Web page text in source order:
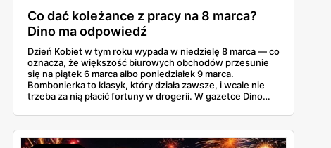
Co dać koleżance z pracy na 8 marca?
Dino ma odpowiedź
Dzień Kobiet w tym roku wypada w niedzielę 8 marca — co
oznacza, że większość biurowych obchodów przesunie
się na piątek 6 marca albo poniedziałek 9 marca.
Bombonierka to klasyk, który działa zawsze, i wcale nie
trzeba za nią płacić fortuny w drogerii. W gazetce Dino
Rocher, Lindora i kilka innych markowych propozycji w
cenach, które robią różnicę. Zdążysz spokojnie — masz
cały tydzień.